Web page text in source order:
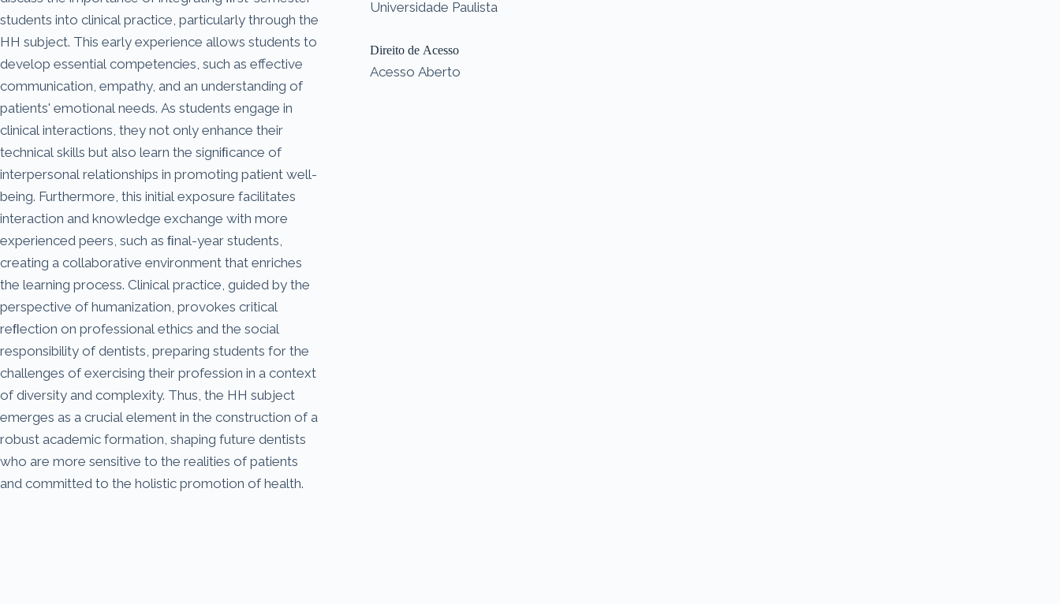
students into clinical practice, particularly through the
HH subject. This early experience allows students to
develop essential competencies, such as effective
communication, empathy, and an understanding of
patients' emotional needs. As students engage in
clinical interactions, they not only enhance their
technical skills but also learn the signiﬁcance of
interpersonal relationships in promoting patient well-
being. Furthermore, this initial exposure facilitates
interaction and knowledge exchange with more
experienced peers, such as ﬁnal-year students,
creating a collaborative environment that enriches
the learning process. Clinical practice, guided by the
perspective of humanization, provokes critical
reﬂection on professional ethics and the social
responsibility of dentists, preparing students for the
challenges of exercising their profession in a context
of diversity and complexity. Thus, the HH subject
emerges as a crucial element in the construction of a
robust academic formation, shaping future dentists
who are more sensitive to the realities of patients
and committed to the holistic promotion of health.
Universidade Paulista
Direito de Acesso
Acesso Aberto